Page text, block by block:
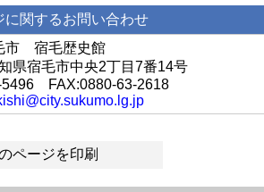
に関するお問い合わせ
市 宿毛歴史館
県宿毛市中央2丁目7番14号
5496 FAX:0880-63-2618
ページを印刷